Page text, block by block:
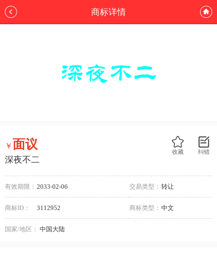
商标详情
纠错
收藏
￥面议
深夜不二
有效期限： 2033-02-06 交易类型： 转让
商标ID： 3112952 商标类型： 中文
国家/地区： 中国大陆